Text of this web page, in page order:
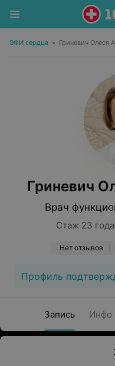
ЭФИ сердца • Гриневич Олеся
Гриневич
Врач
Стаж 23
Нет отзывов
Профиль
Запись Инфо